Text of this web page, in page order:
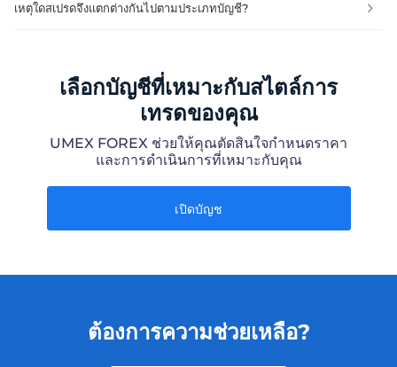
เหตุใดสเปรดจึงแตกต่างกันไปตามประเภทบัญชี?
เลือกบัญชีที่เหมาะกับสไตล์การ
เทรดของคุณ
UMEX FOREX ช่วยให้คุณตัดสินใจกำหนดราคา
และการดำเนินการที่เหมาะกับคุณ
เปิดบัญช
ต้องการความช่วยเหลือ?